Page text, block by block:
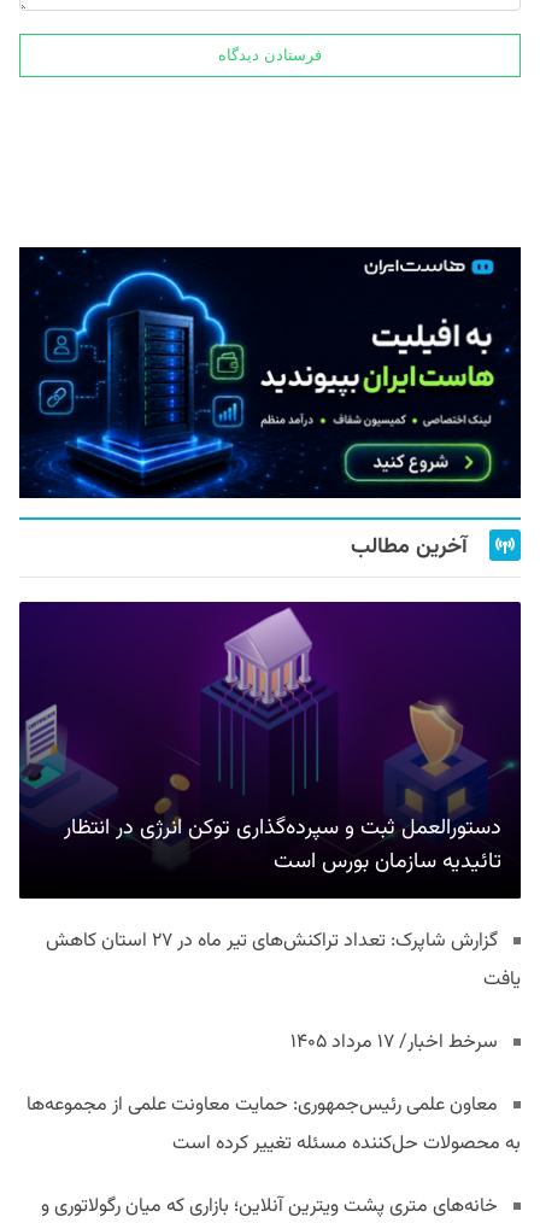
آخرین مطالب
دستورالعمل ثبت و سپرده‌گذاری توکن انرژی در انتظار
تائیدیه سازمان بورس است
گزارش شاپرک: تعداد تراکنش‌های تیر ماه در ۲۷ استان‌ کاهش
یافت
سرخط اخبار/ ۱۷ مرداد ۱۴۰۵
معاون علمی رئیس‌جمهوری: حمایت معاونت علمی از مجموعه‌ها
به محصولات حل‌کننده مسئله تغییر کرده است
خانه‌های متری پشت ویترین آنلاین؛ بازاری که میان رگولاتوری و